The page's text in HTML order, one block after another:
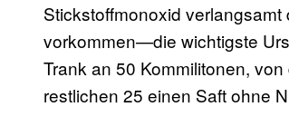
Stickstoffmonoxid
vorkommen—die wichtigste
Trank an 50 Kommilitonen,
restlichen 25 einen Saft ohne